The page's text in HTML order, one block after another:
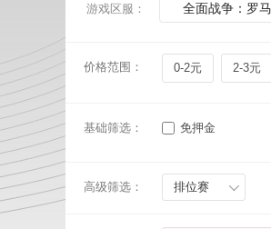
游戏区服： 全面战争：罗
价格范围： 0-2元 2-3元
基础筛选： 免押金
高级筛选： 排位赛